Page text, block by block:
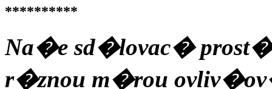
**********
Na�e sd�lovac�
r�znou m�rou